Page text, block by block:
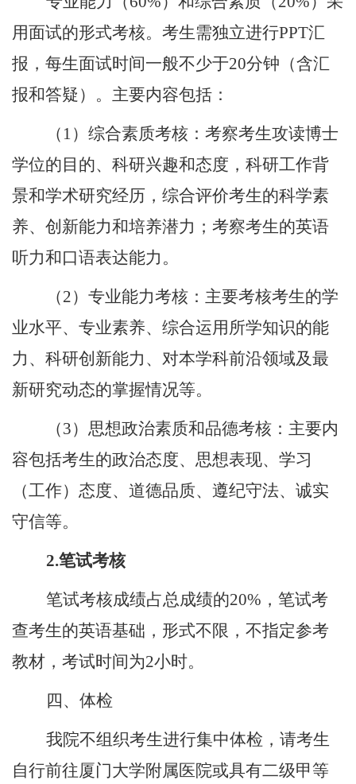
用面试的形式考核。考生需独立进行PPT汇
报，每生面试时间一般不少于20分钟（含汇
报和答疑）。主要内容包括：
（ 1）综合素质考核：考察考生攻读博士
学位的目的、科研兴趣和态度，科研工作背
景和学术研究经历，综合评价考生的科学素
养、创新能力和培养潜力；考察考生的英语
听力和口语表达能力。
（2）专业能力考核：主要考核考生的学
业水平、专业素养、综合运用所学知识的能
力、科研创新能力、对本学科前沿领域及最
新研究动态的掌握情况等。
（3）思想政治素质和品德考核：主要内
容包括考生的政治态度、思想表现、学习
（工作）态度、道德品质、遵纪守法、诚实
守信等。
2.笔试考核
笔试考核成绩占总成绩的20% ，笔试考
查考生的英语基础，形式不限，不指定参考
教材，考试时间为2小时。
四、体检
我院不组织考生进行集中体检，请考生
自行前往厦门大学附属医院或具有二级甲等